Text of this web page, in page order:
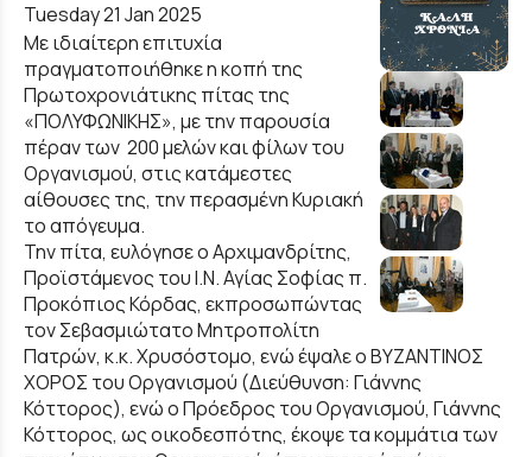
Tuesday 21 Jan 2025
Με ιδιαίτερη επιτυχία
πραγματοποιήθηκε η κοπή της
Πρωτοχρονιάτικης πίτας της
«ΠΟΛΥΦΩΝΙΚΗΣ», με την παρουσία
πέραν των 200 μελών και φίλων του
Οργανισμού, στις κατάμεστες
αίθουσες της, την περασμένη Κυριακή
το απόγευμα.
Την πίτα, ευλόγησε ο Αρχιμανδρίτης,
Προϊστάμενος του Ι.Ν. Αγίας Σοφίας π.
Προκόπιος Κόρδας, εκπροσωπώντας
τον Σεβασμιώτατο Μητροπολίτη
Πατρών, κ.κ. Χρυσόστομο, ενώ έψαλε ο ΒΥΖΑΝΤΙΝΟΣ
ΧΟΡΟΣ του Οργανισμού (Διεύθυνση: Γιάννης
Κόττορος), ενώ ο Πρόεδρος του Οργανισμού, Γιάννης
Κόττορος, ως οικοδεσπότης, έκοψε τα κομμάτια των